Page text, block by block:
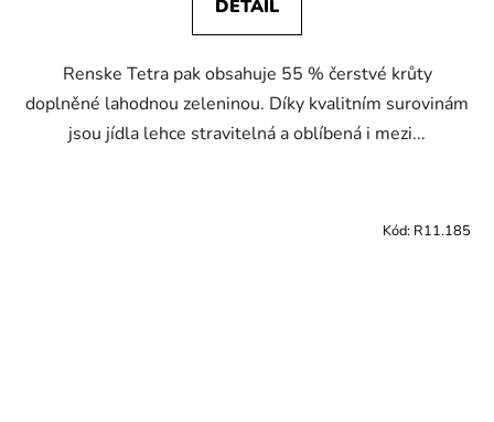
DETAIL
Renske Tetra pak obsahuje 55 % čerstvé krůty
doplněné lahodnou zeleninou. Díky kvalitním surovinám
jsou jídla lehce stravitelná a oblíbená i mezi...
Kód: R11.185